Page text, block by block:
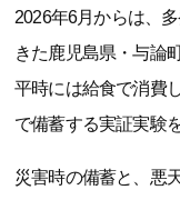
2026年6月からは、
きた鹿児島県・与論
平時には給食で消費
で備蓄する実証実験
災害時の備蓄と、悪